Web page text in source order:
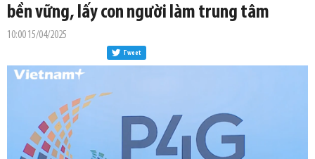
bền vững, lấy con người làm trung tâm
10:00 15/04/2025
Tweet